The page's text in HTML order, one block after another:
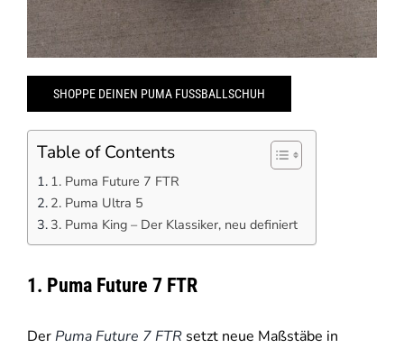
SHOPPE DEINEN PUMA FUSSBALLSCHUH
Table of Contents
1. Puma Future 7 FTR
2. Puma Ultra 5
3. Puma King – Der Klassiker, neu definiert
1. Puma Future 7 FTR
DerPuma Future 7 FTRsetzt neue Maßstäbe in